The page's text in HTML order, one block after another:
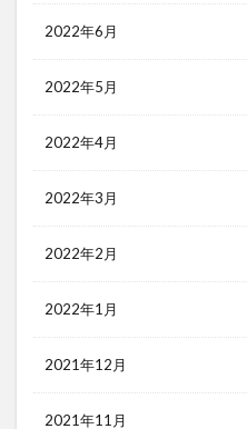
2022年6月
2022年5月
2022年4月
2022年3月
2022年2月
2022年1月
2021年12月
2021年11月